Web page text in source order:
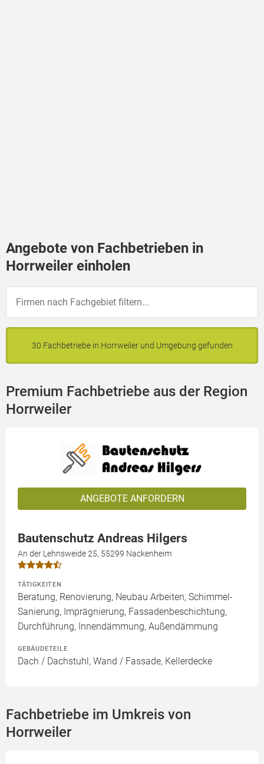
Angebote von Fachbetrieben in
Horrweiler einholen
30 Fachbetriebe in Horrweiler und Umgebung gefunden
Premium Fachbetriebe aus der Region
Horrweiler
ANGEBOTE ANFORDERN
Bautenschutz Andreas Hilgers
An der Lehnsweide 25, 55299 Nackenheim
TÄTIGKEITEN
Beratung, Renovierung, Neubau Arbeiten, Schimmel-
Sanierung, Imprägnierung, Fassadenbeschichtung,
Durchführung, Innendämmung, Außendämmung
GEBÄUDETEILE
Dach / Dachstuhl, Wand / Fassade, Kellerdecke
Fachbetriebe im Umkreis von
Horrweiler